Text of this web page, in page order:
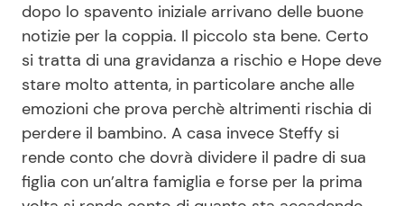
dopo lo spavento iniziale arrivano delle buone
notizie per la coppia. Il piccolo sta bene. Certo
si tratta di una gravidanza a rischio e Hope deve
stare molto attenta, in particolare anche alle
emozioni che prova perchè altrimenti rischia di
perdere il bambino. A casa invece Steffy si
rende conto che dovrà dividere il padre di sua
figlia con un’altra famiglia e forse per la prima